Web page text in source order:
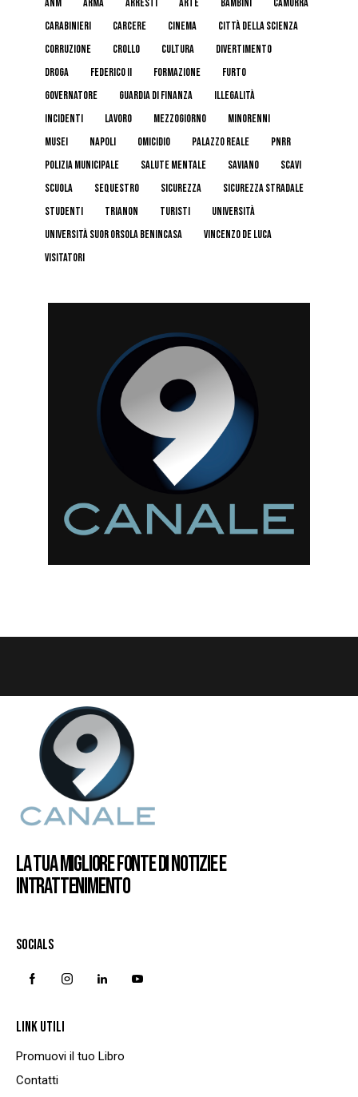
anm arma arresti arte bambini
camorra
carabinieri
carcere cinema
Città della Scienza
corruzione
crollo cultura
divertimento
droga
federico II formazione
furto
governatore
guardia di finanza
illegalità
incidenti
lavoro mezzogiorno
minorenni
musei
napoli omicidio palazzo reale
pnrr
polizia municipale
salute mentale Saviano
scavi
scuola
sequestro sicurezza
sicurezza stradale
studenti
trianon turisti
università
Università Suor Orsola Benincasa
Vincenzo De Luca
visitatori
LA TUA MIGLIORE FONTE DI NOTIZIE E
INTRATTENIMENTO
SOCIALS
LINK UTILI
Promuovi il tuo Libro
Contatti